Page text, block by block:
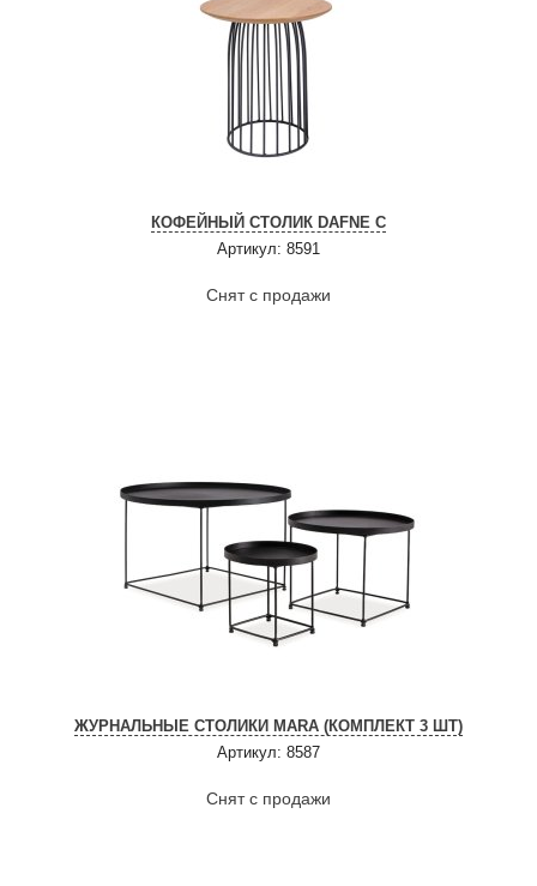
КОФЕЙНЫЙ СТОЛИК DAFNE C
Артикул: 8591
Снят с продажи
ЖУРНАЛЬНЫЕ СТОЛИКИ MARA (КОМПЛЕКТ 3 ШТ)
Артикул: 8587
Снят с продажи